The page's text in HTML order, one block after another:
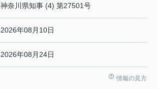
神奈川県知事 (4) 第27501号
2026年08月10日
2026年08月24日
情報の見方